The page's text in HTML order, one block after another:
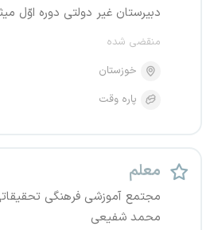
دبیرستان غیر دولتی دوره اوّل
منقضی شده
خوزستان
پاره وقت
معلم
مجتمع آموزشی فرهنگی
محمد شفیعی